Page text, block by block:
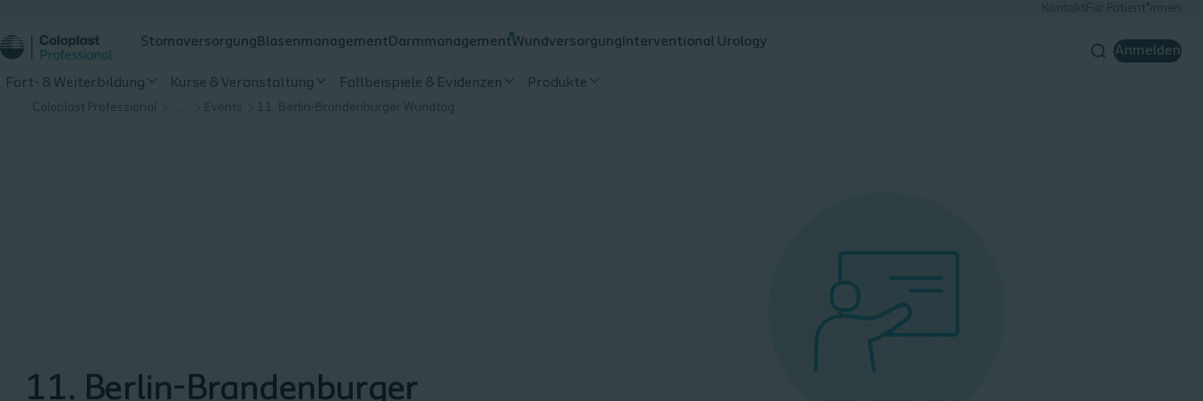
KontaktFür Patient*innen
Stomaversorgung Blasenmanagement DarmmanagementWundversorgung Interventional Urology
Anmelden
Fort- & Weiterbildung Kurse & Veranstaltung Fallbeispiele & Evidenzen Produkte
Coloplast Professional Events 11. Berlin-Brandenburger Wundtag
11. Berlin-Brandenburger